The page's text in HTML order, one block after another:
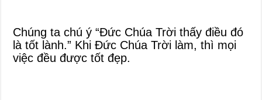
Chúng ta chú ý “Đức Chúa Trời thấy điều đó
là tốt lành.” Khi Đức Chúa Trời làm, thì mọi
việc đều được tốt đẹp.